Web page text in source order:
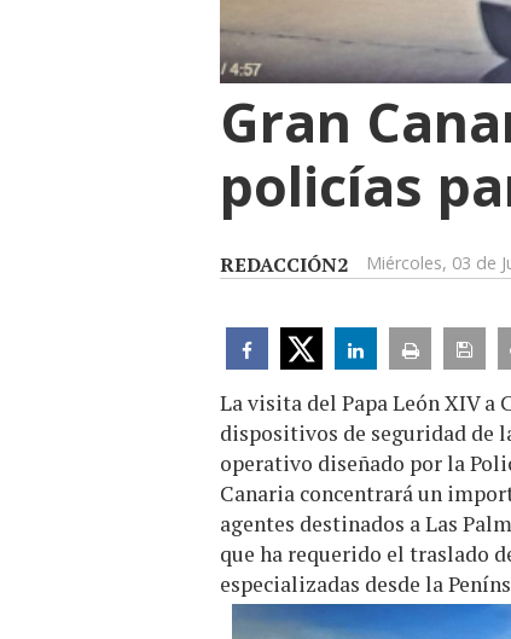
Gran
policías
REDACCIÓN2 Miércoles, 03 de
La visita del Papa León XIV a
dispositivos de seguridad de
operativo diseñado por la
Canaria concentrará un
agentes destinados a Las
que ha requerido el traslado
especializadas desde la